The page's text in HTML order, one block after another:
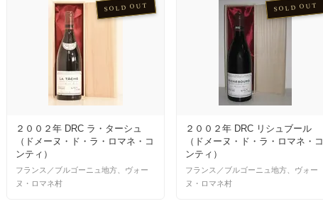
SOLD OUT
２００２年 DRC ラ・ターシュ
（ドメーヌ・ド・ラ・ロマネ・コ
ンティ）
フランス／ブルゴーニュ地方、ヴォー
ヌ・ロマネ村
SOLD OUT
２００２年 DRC リシュブール
（ドメーヌ・ド・ラ・ロマネ・コ
ンティ）
フランス／ブルゴーニュ地方、ヴォー
ヌ・ロマネ村